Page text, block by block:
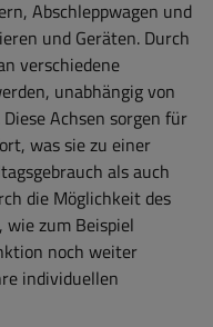
Abschleppwagen und
und Geräten. Durch
verschiedene
unabhängig von
Achsen sorgen für
was sie zu einer
als auch
die Möglichkeit des
wie zum Beispiel
noch weiter
individuellen